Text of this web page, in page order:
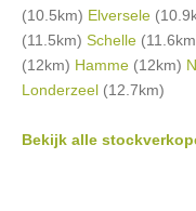
(10.5km) Elversele
(11.5km) Schelle
(12km) Hamme (12km)
Londerzeel (12.7km)
Bekijk alle